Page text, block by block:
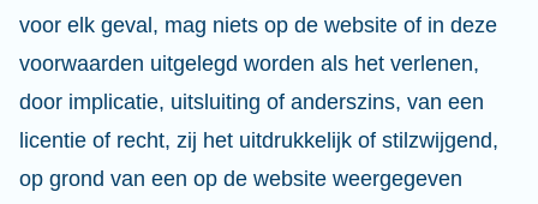
voor elk geval, mag niets op de website of in deze
voorwaarden uitgelegd worden als het verlenen,
door implicatie, uitsluiting of anderszins, van een
licentie of recht, zij het uitdrukkelijk of stilzwijgend,
op grond van een op de website weergegeven